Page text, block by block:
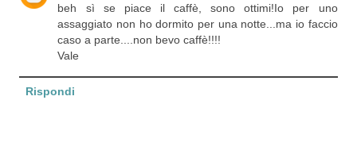
beh sì se piace il caffè, sono ottimi!Io per uno
assaggiato non ho dormito per una notte...ma io faccio
caso a parte....non bevo caffè!!!!
Vale
Rispondi